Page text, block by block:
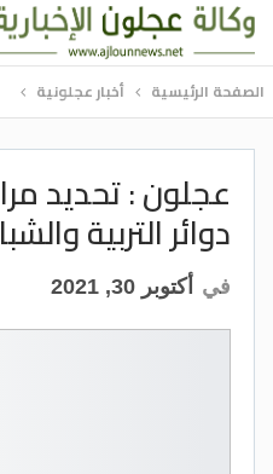
الصفحة الرئيسية أخبار عجلونية
عجلون : تحديد
دوائر التربية
في أكتوبر 30, 2021